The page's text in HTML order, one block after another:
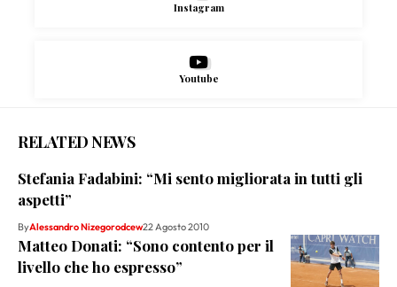
Instagram
Youtube
RELATED NEWS
Stefania Fadabini: “Mi sento migliorata in tutti gli
aspetti”
ByAlessandro Nizegorodcew22 Agosto 2010
Matteo Donati: “Sono contento per il
livello che ho espresso”